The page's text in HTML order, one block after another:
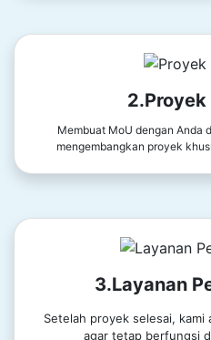
Membuat MoU dengan Anda
mengembangkan proyek
3.Layanan
Setelah proyek selesai, kami
agar tetap berfungsi